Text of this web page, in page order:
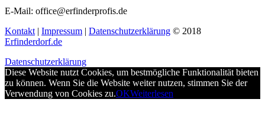
E-Mail: office@erfinderprofis.de
Kontakt | Impressum | Datenschutzerklärung © 2018
Erfinderdorf.de
Datenschutzerklärung
Diese Website nutzt Cookies, um bestmögliche Funktionalität bieten
zu können. Wenn Sie die Website weiter nutzen, stimmen Sie der
Verwendung von Cookies zu.OKWeiterlesen